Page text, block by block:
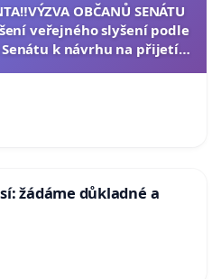
OBČANŮ SENÁTU
veřejného slyšení podle
k návrhu na přijetí
žádáme důkladné a